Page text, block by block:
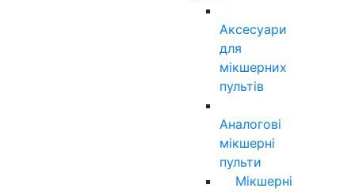
Аксесуари
для
мікшерних
пультів
Аналогові
мікшерні
пульти
Мікшерні